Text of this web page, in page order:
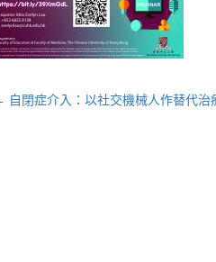
自閉症介入：以社交機械人作替代治